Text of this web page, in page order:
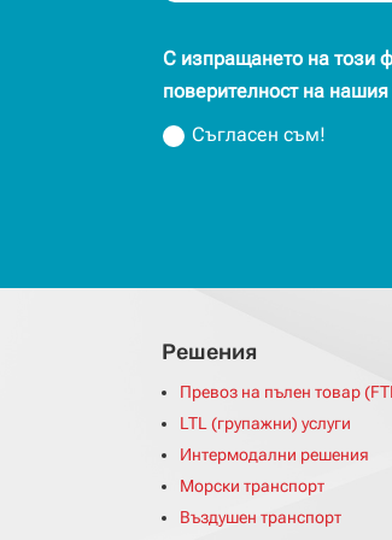
С изпращането на този
поверителност на нашия
Съгласен съм!
Решения
Превоз на пълен товар
LTL (групажни) услуги
Интермодални решения
Морски транспорт
Въздушен транспорт